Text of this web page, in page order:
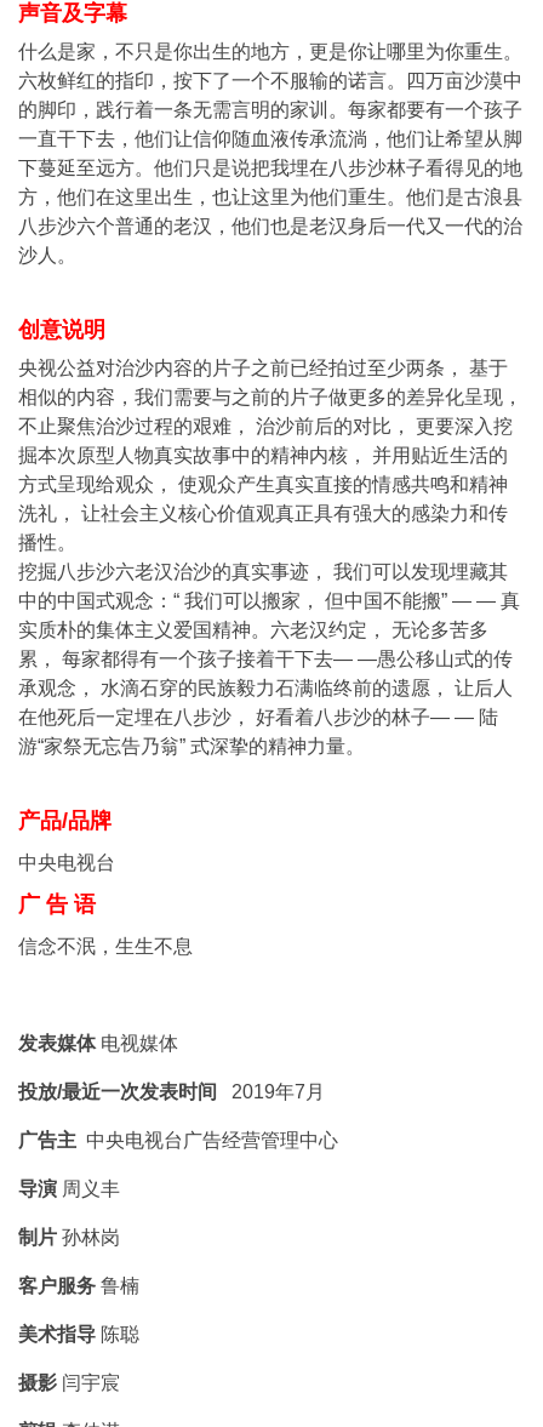
声音及字幕
什么是家，不只是你出生的地方，更是你让哪里为你重生。
六枚鲜红的指印，按下了一个不服输的诺言。四万亩沙漠中
的脚印，践行着一条无需言明的家训。每家都要有一个孩子
一直干下去，他们让信仰随血液传承流淌，他们让希望从脚
下蔓延至远方。他们只是说把我埋在八步沙林子看得见的地
方，他们在这里出生，也让这里为他们重生。他们是古浪县
八步沙六个普通的老汉，他们也是老汉身后一代又一代的治
沙人。
创意说明
央视公益对治沙内容的片子之前已经拍过至少两条， 基于
相似的内容，我们需要与之前的片子做更多的差异化呈现，
不止聚焦治沙过程的艰难， 治沙前后的对比， 更要深入挖
掘本次原型人物真实故事中的精神内核， 并用贴近生活的
方式呈现给观众， 使观众产生真实直接的情感共鸣和精神
洗礼， 让社会主义核心价值观真正具有强大的感染力和传
播性。
挖掘八步沙六老汉治沙的真实事迹， 我们可以发现埋藏其
中的中国式观念：“ 我们可以搬家， 但中国不能搬” — — 真
实质朴的集体主义爱国精神。六老汉约定， 无论多苦多
累， 每家都得有一个孩子接着干下去— —愚公移山式的传
承观念， 水滴石穿的民族毅力石满临终前的遗愿， 让后人
在他死后一定埋在八步沙， 好看着八步沙的林子— — 陆
游“家祭无忘告乃翁” 式深挚的精神力量。
产品/品牌
中央电视台
广 告 语
信念不泯，生生不息
发表媒体电视媒体
投放/最近一次发表时间 2019年7月
广告主 中央电视台广告经营管理中心
导演 周义丰
制片 孙林岗
客户服务 鲁楠
美术指导 陈聪
摄影 闫宇宸